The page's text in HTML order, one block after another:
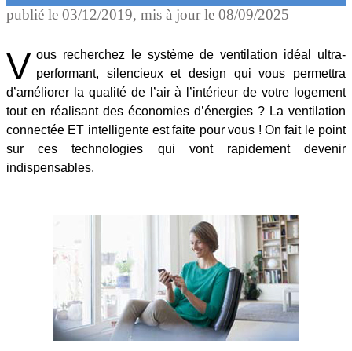
publié le 03/12/2019, mis à jour le 08/09/2025
V ous recherchez le système de ventilation idéal ultra-
performant, silencieux et design qui vous permettra
d’améliorer la qualité de l’air à l’intérieur de votre logement
tout en réalisant des économies d’énergies ? La ventilation
connectée ET intelligente est faite pour vous ! On fait le point
sur ces technologies qui vont rapidement devenir
indispensables.